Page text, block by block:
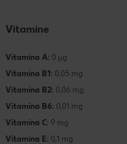
Vitamine
Vitamina A: 0 µg
Vitamina B1: 0,05 mg
Vitamina B2: 0,06 mg
Vitamina B6: 0,01 mg
Vitamina C: 9 mg
Vitamina E: 0,1 mg